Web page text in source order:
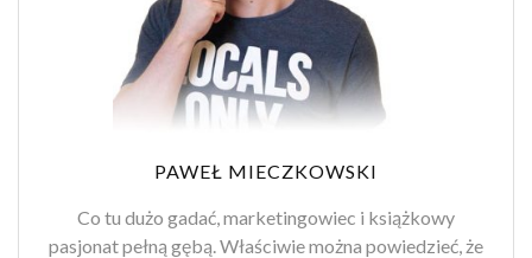
PAWEŁ MIECZKOWSKI
Co tu dużo gadać, marketingowiec i książkowy
pasjonat pełną gębą. Właściwie można powiedzieć, że